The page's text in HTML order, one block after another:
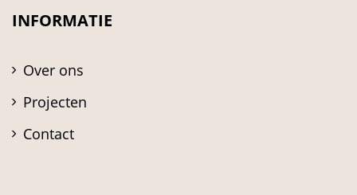
INFORMATIE
Over ons
Projecten
Contact